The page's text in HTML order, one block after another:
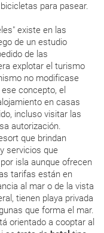
para pasear.
existe en las
de un estudio
de las
explotar el turismo
no modificase
concepto, el
en casas
incluso visitar las
autorización.
que brindan
servicios que
por isla aunque ofrecen
tarifas están en
al mar o de la vista
tienen playa privada
que forma el mar.
orientado a cooptar al